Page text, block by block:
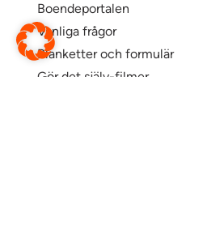
Boendeportalen
Vanliga frågor
Blanketter och formulär
Gör det själv-filmer